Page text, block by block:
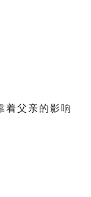
着父亲的影响